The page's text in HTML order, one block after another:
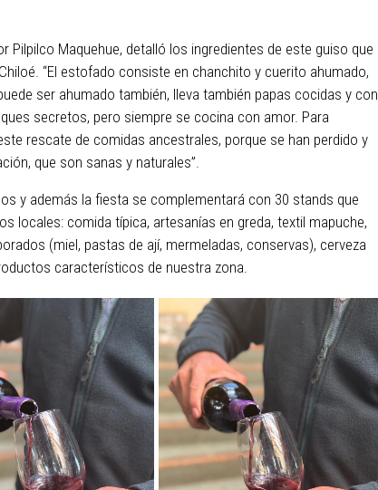
Pilpilco Maquehue, detalló los ingredientes de este guiso que
“El estofado consiste en chanchito y cuerito ahumado,
ser ahumado también, lleva también papas cocidas y con
secretos, pero siempre se cocina con amor. Para
rescate de comidas ancestrales, porque se han perdido y
que son sanas y naturales”.
y además la fiesta se complementará con 30 stands que
locales: comida típica, artesanías en greda, textil mapuche,
(miel, pastas de ají, mermeladas, conservas), cerveza
característicos de nuestra zona.